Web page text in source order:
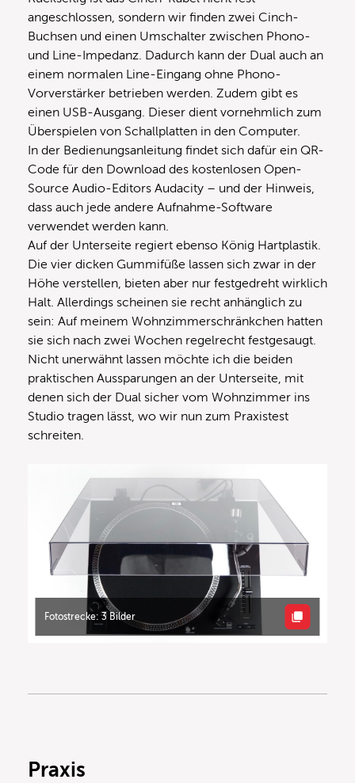
angeschlossen, sondern wir finden zwei Cinch-
Buchsen und einen Umschalter zwischen Phono-
und Line-Impedanz. Dadurch kann der Dual auch an
einem normalen Line-Eingang ohne Phono-
Vorverstärker betrieben werden. Zudem gibt es
einen USB-Ausgang. Dieser dient vornehmlich zum
Überspielen von Schallplatten in den Computer.
In der Bedienungsanleitung findet sich dafür ein QR-
Code für den Download des kostenlosen Open-
Source Audio-Editors Audacity – und der Hinweis,
dass auch jede andere Aufnahme-Software
verwendet werden kann.
Auf der Unterseite regiert ebenso König Hartplastik.
Die vier dicken Gummifüße lassen sich zwar in der
Höhe verstellen, bieten aber nur festgedreht wirklich
Halt. Allerdings scheinen sie recht anhänglich zu
sein: Auf meinem Wohnzimmerschränkchen hatten
sie sich nach zwei Wochen regelrecht festgesaugt.
Nicht unerwähnt lassen möchte ich die beiden
praktischen Aussparungen an der Unterseite, mit
denen sich der Dual sicher vom Wohnzimmer ins
Studio tragen lässt, wo wir nun zum Praxistest
schreiten.
Fotostrecke: 3 Bilder
Praxis